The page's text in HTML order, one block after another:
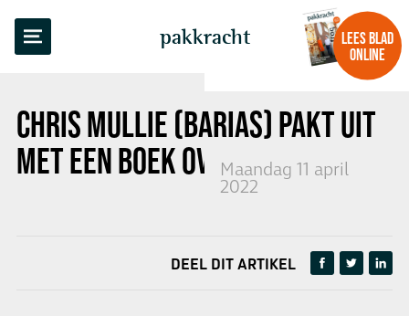
pakkracht
LEES BLAD
ONLINE
CHRIS MULLIE (BARIAS) PAKT UIT
METEEN BOEK OVER INPAKKEN
Maandag 11 april
2022
TERUG NAAR OVERZICHT
DEEL DIT ARTIKEL